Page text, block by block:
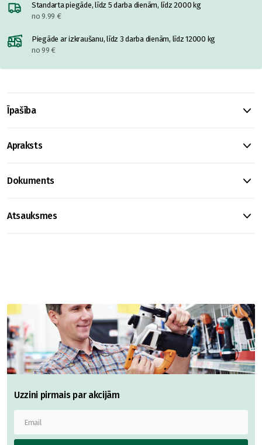
Standarta piegāde, līdz 5 darba dienām, līdz 2000 kg
no 9.99 €
Piegāde ar izkraušanu, līdz 3 darba dienām, līdz 12000 kg
no 99 €
Īpašība
Apraksts
Dokuments
Atsauksmes
Uzzini pirmais par akcijām